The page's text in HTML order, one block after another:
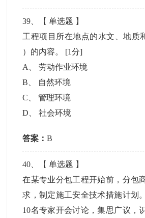
39 、【单选题 】
工程项目所在地点的水文、地质
）的内容。 [1分]
A
、劳动作业环境
B
自然环境
C 、管理环境
D 、社会环境
答案：B
40 、【单选题 】
在某专业分包工程开始前，分包
求，制定施工安全技术措施计划
10名专家开会讨论，集思广议，